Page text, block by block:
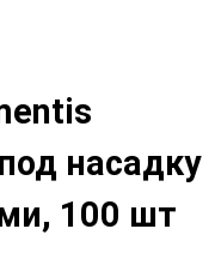
насадку
100 шт